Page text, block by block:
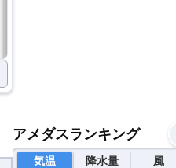
アメダスランキング
気温 降水量 風